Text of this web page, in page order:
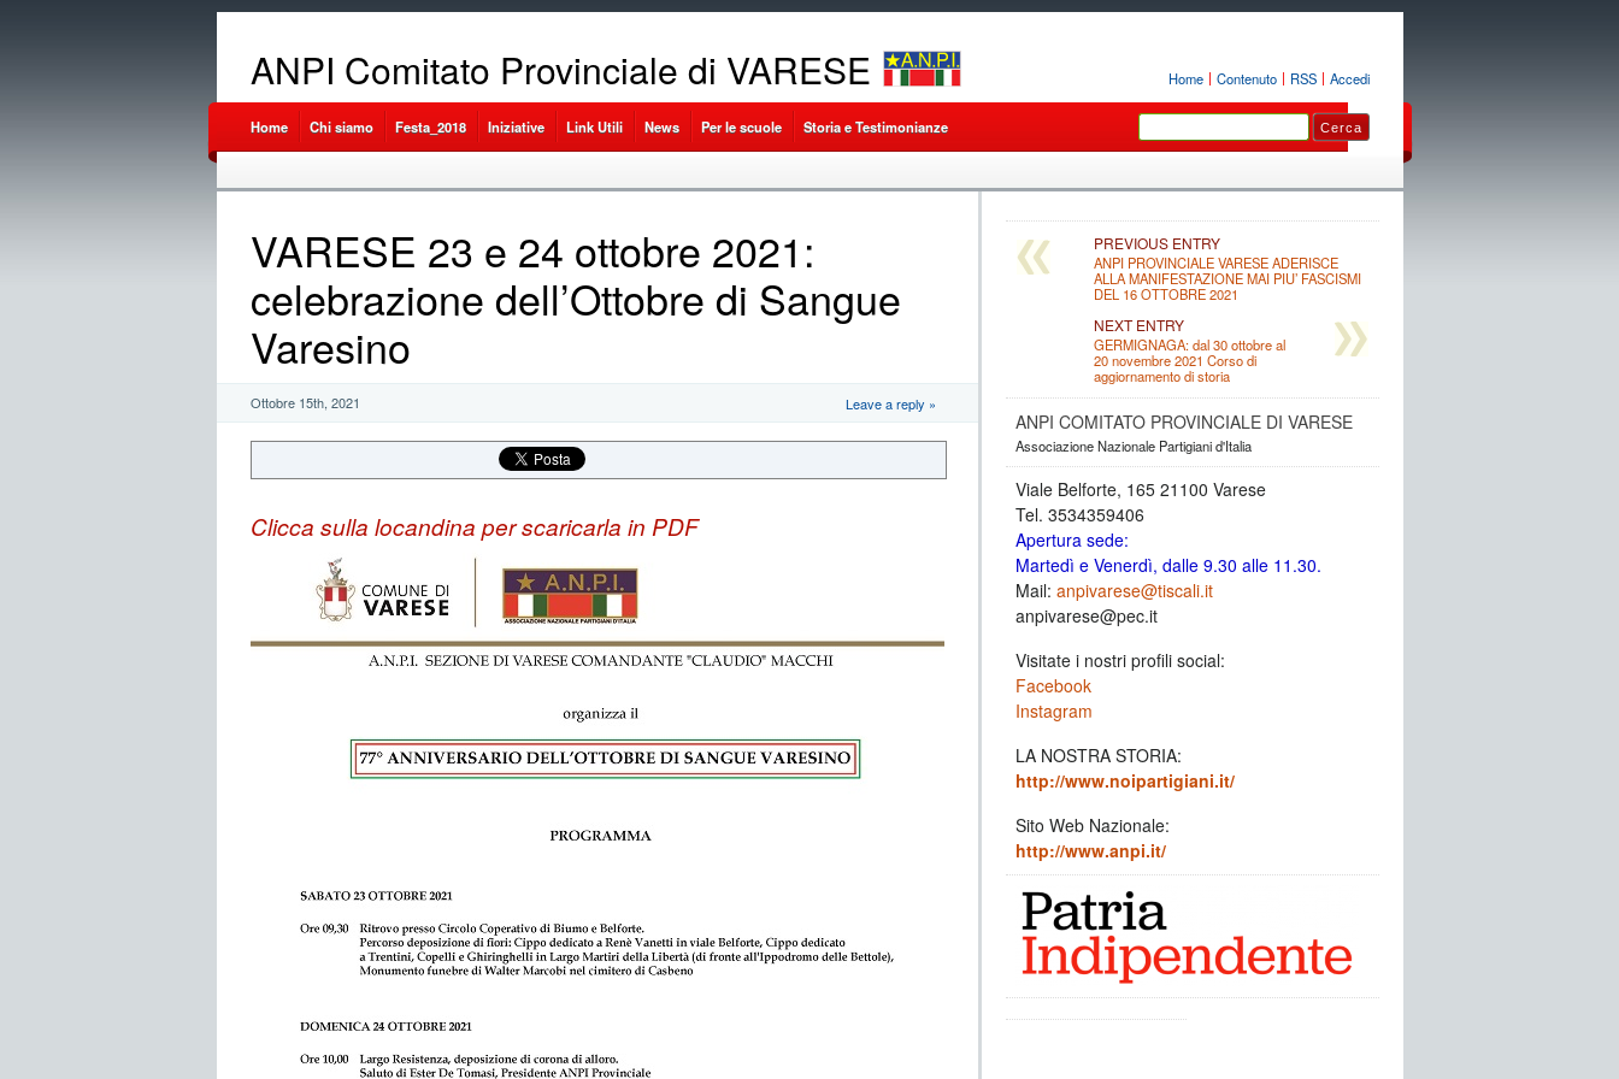
Home Contenuto RSS Accedi
ANPI Comitato Provinciale di VARESE
Home Chi siamo Festa_2018 Iniziative Link Utili News Per le scuole Storia e Testimonianze
VARESE 23 e 24 ottobre 2021:
celebrazione dell’Ottobre di Sangue
Varesino
Ottobre 15th, 2021 Leave a reply »
Clicca sulla locandina per scaricarla in PDF
PREVIOUS ENTRY
ANPI PROVINCIALE VARESE ADERISCE
ALLA MANIFESTAZIONE MAI PIU’ FASCISMI
DEL 16 OTTOBRE 2021
NEXT ENTRY
GERMIGNAGA: dal 30 ottobre al
20 novembre 2021 Corso di
aggiornamento di storia
ANPI COMITATO PROVINCIALE DI VARESE
Associazione Nazionale Partigiani d'Italia
Viale Belforte, 165 21100 Varese
Tel. 3534359406
Apertura sede:
Martedì e Venerdì, dalle 9.30 alle 11.30.
Mail: anpivarese@tiscali.it
anpivarese@pec.it
Visitate i nostri profili social:
Facebook
Instagram
LA NOSTRA STORIA:
http://www.noipartigiani.it/
Sito Web Nazionale:
http://www.anpi.it/